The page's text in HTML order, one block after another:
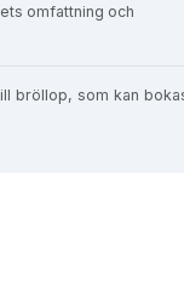
omfattning och
bröllop, som kan